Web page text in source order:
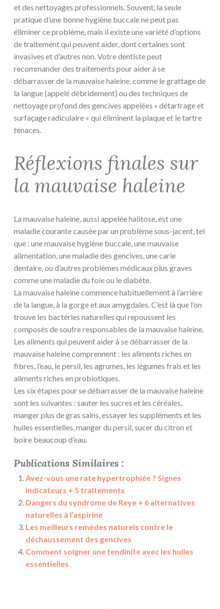
et des nettoyages professionnels. Souvent, la seule
pratique d’une bonne hygiène buccale ne peut pas
éliminer ce problème, mais il existe une variété d’options
de traitement qui peuvent aider, dont certaines sont
invasives et d’autres non. Votre dentiste peut
recommander des traitements pour aider à se
débarrasser de la mauvaise haleine, comme le grattage de
la langue (appelé débridement) ou des techniques de
nettoyage profond des gencives appelées « détartrage et
surfaçage radiculaire » qui éliminent la plaque et le tartre
tenaces.
Réflexions finales sur
la mauvaise haleine
La mauvaise haleine, aussi appelée halitose, est une
maladie courante causée par un problème sous-jacent, tel
que : une mauvaise hygiène buccale, une mauvaise
alimentation, une maladie des gencives, une carie
dentaire, ou d’autres problèmes médicaux plus graves
comme une maladie du foie ou le diabète.
La mauvaise haleine commence habituellement à l’arrière
de la langue, à la gorge et aux amygdales. C’est là que l’on
trouve les bactéries naturelles qui repoussent les
composés de soufre responsables de la mauvaise haleine.
Les aliments qui peuvent aider à se débarrasser de la
mauvaise haleine comprennent : les aliments riches en
fibres, l’eau, le persil, les agrumes, les légumes frais et les
aliments riches en probiotiques.
Les six étapes pour se débarrasser de la mauvaise haleine
sont les suivantes : sauter les sucres et les céréales,
manger plus de gras sains, essayer les suppléments et les
huiles essentielles, manger du persil, sucer du citron et
boire beaucoup d’eau.
Publications Similaires :
Avez-vous une rate hypertrophiée ? Signes
indicateurs + 5 traitements
Dangers du syndrome de Reye + 6 alternatives
naturelles à l’aspirine
Les meilleurs remèdes naturels contre le
déchaussement des gencives
Comment soigner une tendinite avec les huiles
essentielles